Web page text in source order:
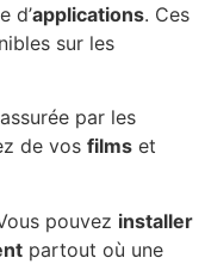
d’applications. Ces
sur les
par les
de vos films et
pouvez installer
partout où une